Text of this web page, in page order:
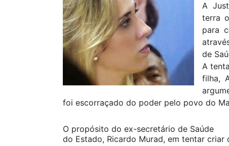
A
terra
para
de
A
filha,
foi escorraçado do poder pelo povo do
O propósito do ex-secretário de Saúde
do Estado, Ricardo Murad, em tentar